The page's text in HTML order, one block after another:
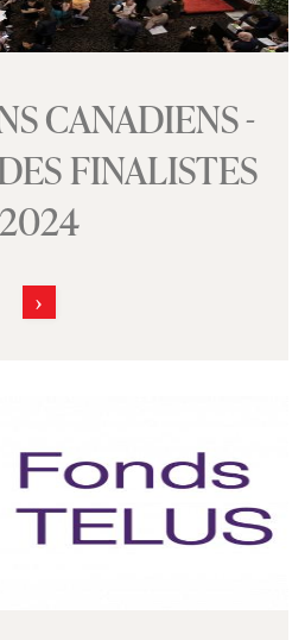
CANADIENS -
FINALISTES
2024